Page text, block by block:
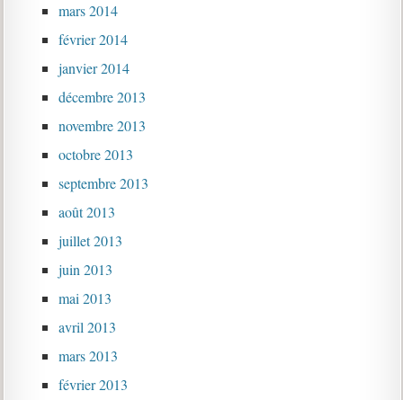
mars 2014
février 2014
janvier 2014
décembre 2013
novembre 2013
octobre 2013
septembre 2013
août 2013
juillet 2013
juin 2013
mai 2013
avril 2013
mars 2013
février 2013